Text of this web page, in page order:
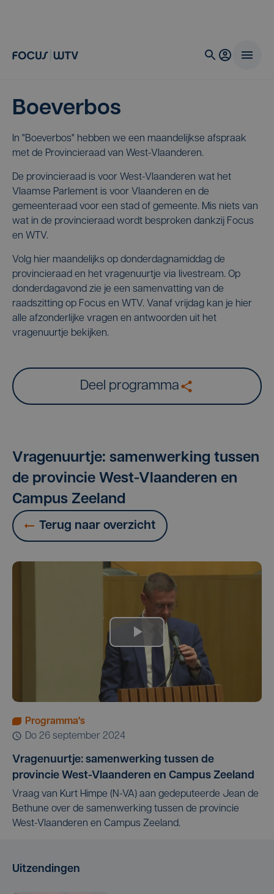
Boeverbos
In "Boeverbos" hebben we een maandelijkse afspraak
met de Provincieraad van West-Vlaanderen.
De provincieraad is voor West-Vlaanderen wat het
Vlaamse Parlement is voor Vlaanderen en de
gemeenteraad voor een stad of gemeente. Mis niets van
wat in de provincieraad wordt besproken dankzij Focus
en WTV.
Volg hier maandelijks op donderdagnamiddag de
provincieraad en het vragenuurtje via livestream. Op
donderdagavond zie je een samenvatting van de
raadszitting op Focus en WTV. Vanaf vrijdag kan je hier
alle afzonderlijke vragen en antwoorden uit het
vragenuurtje bekijken.
Deel programma
Vragenuurtje: samenwerking tussen
de provincie West-Vlaanderen en
Campus Zeeland
Terug naar overzicht
Programma's
do 26 september 2024
Vragenuurtje: samenwerking tussen de
provincie West-Vlaanderen en Campus Zeeland
Vraag van Kurt Himpe (N-VA) aan gedeputeerde Jean de
Bethune over de samenwerking tussen de provincie
West-Vlaanderen en Campus Zeeland.
Uitzendingen